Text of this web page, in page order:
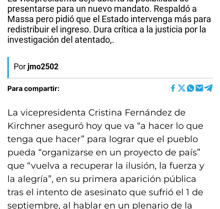
presentarse para un nuevo mandato. Respaldó a
Massa pero pidió que el Estado intervenga más para
redistribuir el ingreso. Dura crítica a la justicia por la
investigación del atentado,.
Por jmo2502
Para compartir:
La vicepresidenta Cristina Fernández de
Kirchner aseguró hoy que va “a hacer lo que
tenga que hacer” para lograr que el pueblo
pueda “organizarse en un proyecto de país”
que “vuelva a recuperar la ilusión, la fuerza y
la alegría”, en su primera aparición pública
tras el intento de asesinato que sufrió el 1 de
septiembre, al hablar en un plenario de la